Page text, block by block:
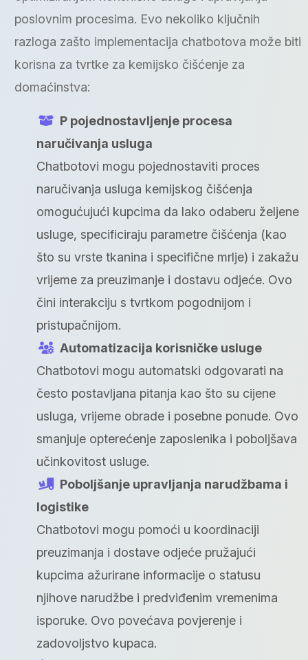
poslovnim procesima. Evo nekoliko ključnih
razloga zašto implementacija chatbotova može biti
korisna za tvrtke za kemijsko čišćenje za
domaćinstva:
P pojednostavljenje procesa
naručivanja usluga
Chatbotovi mogu pojednostaviti proces
naručivanja usluga kemijskog čišćenja
omogućujući kupcima da lako odaberu željene
usluge, specificiraju parametre čišćenja (kao
što su vrste tkanina i specifične mrlje) i zakažu
vrijeme za preuzimanje i dostavu odjeće. Ovo
čini interakciju s tvrtkom pogodnijom i
pristupačnijom.
Automatizacija korisničke usluge
Chatbotovi mogu automatski odgovarati na
često postavljana pitanja kao što su cijene
usluga, vrijeme obrade i posebne ponude. Ovo
smanjuje opterećenje zaposlenika i poboljšava
učinkovitost usluge.
Poboljšanje upravljanja narudžbama i
logistike
Chatbotovi mogu pomoći u koordinaciji
preuzimanja i dostave odjeće pružajući
kupcima ažurirane informacije o statusu
njihove narudžbe i predviđenim vremenima
isporuke. Ovo povećava povjerenje i
zadovoljstvo kupaca.